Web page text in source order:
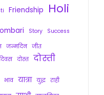
Friendship
Holi
Story
Success
जन्मदिन जीत
दोस्त दोस्ती
भाव यात्रा युद्ध राही